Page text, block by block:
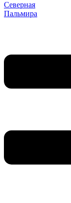
Северная
Пальмира